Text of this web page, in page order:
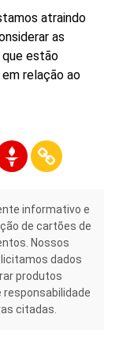
atraindo
as
estão
relação ao
informativo e
de cartões de
Nossos
dados
produtos
responsabilidade
citadas.